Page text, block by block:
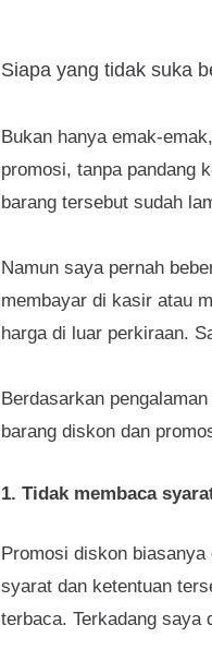
Siapa yang tidak suka
Bukan hanya emak-
promosi, tanpa pandang
barang tersebut sudah
Namun saya pernah
membayar di kasir atau
harga di luar perkiraan.
Berdasarkan
barang diskon dan
1. Tidak membaca
Promosi diskon
syarat dan ketentuan
terbaca. Terkadang saya